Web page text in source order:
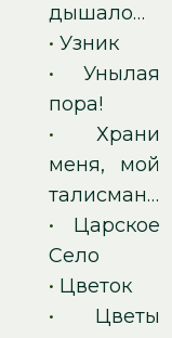
дышало…
•Узник
•Унылая
пора!
•Храни
меня, мой
талисман…
• Царское
Село
• Цветок
• Цветы